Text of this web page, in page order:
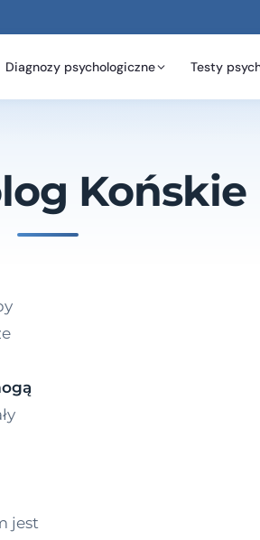
Diagnozy psychologiczne Testy
Końskie
jest